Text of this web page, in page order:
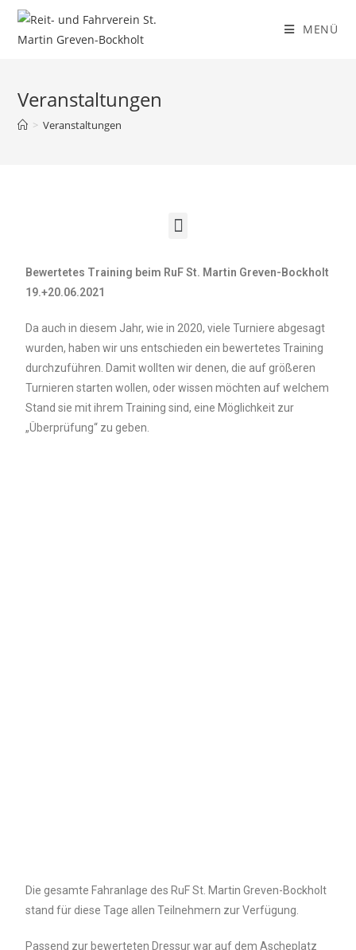
MENÜ
Veranstaltungen
> Veranstaltungen
Bewertetes Training beim RuF St. Martin Greven-Bockholt
19.+20.06.2021
Da auch in diesem Jahr, wie in 2020, viele Turniere abgesagt
wurden, haben wir uns entschieden ein bewertetes Training
durchzuführen. Damit wollten wir denen, die auf größeren
Turnieren starten wollen, oder wissen möchten auf welchem
Stand sie mit ihrem Training sind, eine Möglichkeit zur
„Überprüfung“ zu geben.
Die gesamte Fahranlage des RuF St. Martin Greven-Bockholt
stand für diese Tage allen Teilnehmern zur Verfügung.
Passend zur bewerteten Dressur war auf dem Ascheplatz